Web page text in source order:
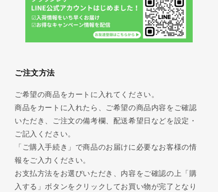
ご注文方法
ご希望の商品をカートに入れてください。
商品をカートに入れたら、ご希望の商品内容をご確認
いただき、ご注文の備考欄、配送希望日などを設定・
ご記入ください。
「ご購入手続き」で商品のお届けに必要なお客様の情
報をご入力ください。
お支払方法をお選びいただき、内容をご確認の上「購
入する」ボタンをクリックしてお買い物が完了となり